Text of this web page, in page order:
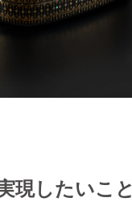
現したいこと